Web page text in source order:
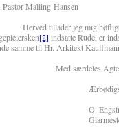
Pastor Malling-Hansen
tillader jeg mig høfligt at
[2] indsatte Rude, er
samme til Hr. Arkitekt
særdeles